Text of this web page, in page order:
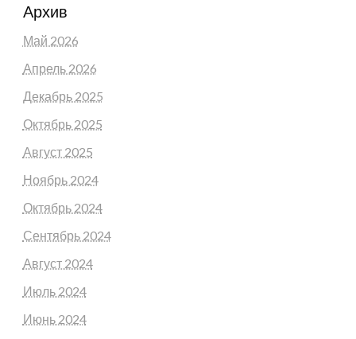
Архив
Май 2026
Апрель 2026
Декабрь 2025
Октябрь 2025
Август 2025
Ноябрь 2024
Октябрь 2024
Сентябрь 2024
Август 2024
Июль 2024
Июнь 2024